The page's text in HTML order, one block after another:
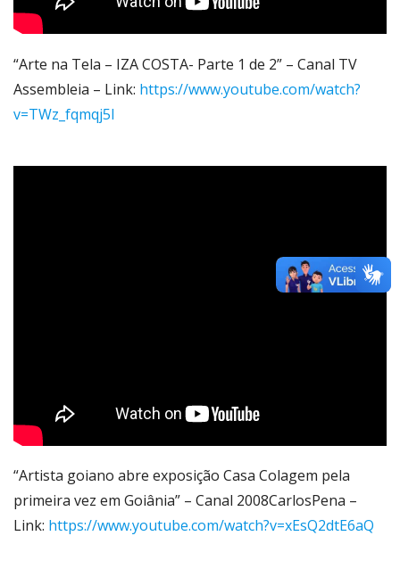
“Arte na Tela – IZA COSTA- Parte 1 de 2” – Canal TV
Assembleia – Link: https://www.youtube.com/watch?
v=TWz_fqmqj5I
“Artista goiano abre exposição Casa Colagem pela
primeira vez em Goiânia” – Canal 2008CarlosPena –
Link: https://www.youtube.com/watch?v=xEsQ2dtE6aQ